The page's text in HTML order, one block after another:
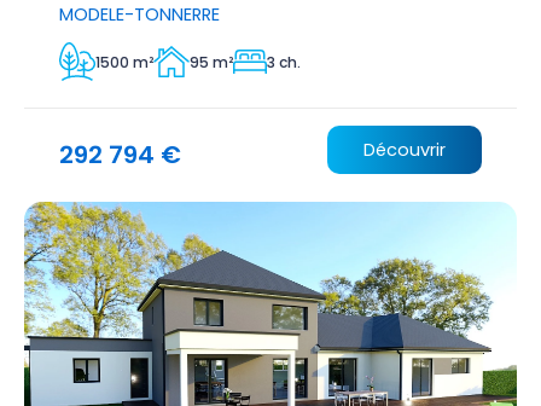
MODELE-TONNERRE
1500 m² 95 m² 3 ch.
292 794 € Découvrir